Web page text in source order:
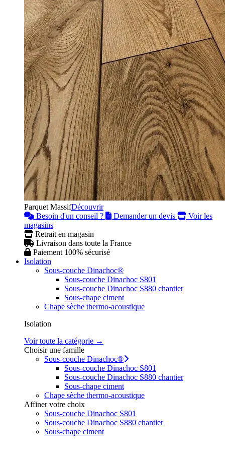
Parquet MassifDécouvrir
Besoin d'un conseil ?
Demander un devis
Voir les
magasins
Retrait en magasin
Livraison dans toute la France
Paiement 100% sécurisé
Isolation
Sous-couche Dinachoc®
Sous-couche Dinachoc S801
Sous-couche Dinachoc S880 chantier
Sous-chape ciment
Chape sèche thermo-acoustique
Isolation
Voir toute la catégorie →
Choisir une famille
Sous-couche Dinachoc®
Sous-couche Dinachoc S801
Sous-couche Dinachoc S880 chantier
Sous-chape ciment
Chape sèche thermo-acoustique
Affiner votre choix
Sous-couche Dinachoc S801
Sous-couche Dinachoc S880 chantier
Sous-chape ciment